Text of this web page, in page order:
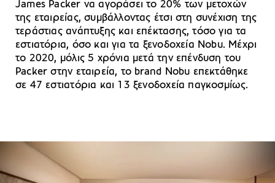
James Packer να αγοράσει το 20% των μετοχών
της εταιρείας, συμβάλλοντας έτσι στη συνέχιση της
τεράστιας ανάπτυξης και επέκτασης, τόσο για τα
εστιατόρια, όσο και για τα ξενοδοχεία Nobu. Μέχρι
το 2020, μόλις 5 χρόνια μετά την επένδυση του
Packer στην εταιρεία, το brand Nobu επεκτάθηκε
σε 47 εστιατόρια και 13 ξενοδοχεία παγκοσμίως.